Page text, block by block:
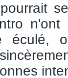
éculé,